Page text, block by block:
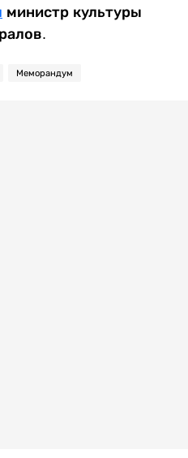
министр культуры
Меморандум